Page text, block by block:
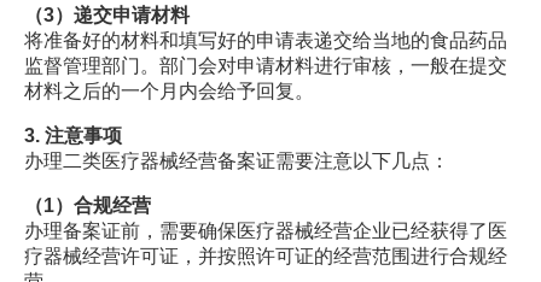
（3）递交申请材料
将准备好的材料和填写好的申请表递交给当地的食品药品
监督管理部门。部门会对申请材料进行审核，一般在提交
材料之后的一个月内会给予回复。
3. 注意事项
办理二类医疗器械经营备案证需要注意以下几点：
（1）合规经营
办理备案证前，需要确保医疗器械经营企业已经获得了医
疗器械经营许可证，并按照许可证的经营范围进行合规经